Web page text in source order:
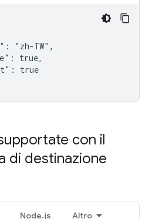
"zh-TW",
true,
true
con il
di destinazione
Node.js Altro